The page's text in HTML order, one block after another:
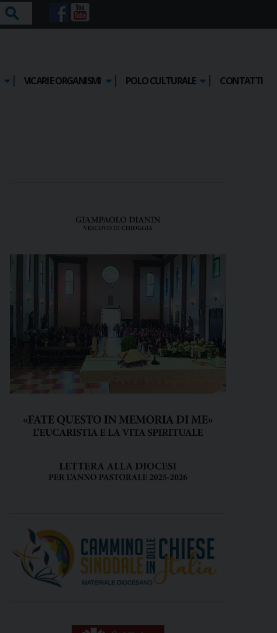
Cerca
VICARI E ORGANISMI POLO CULTURALE CONTATTI